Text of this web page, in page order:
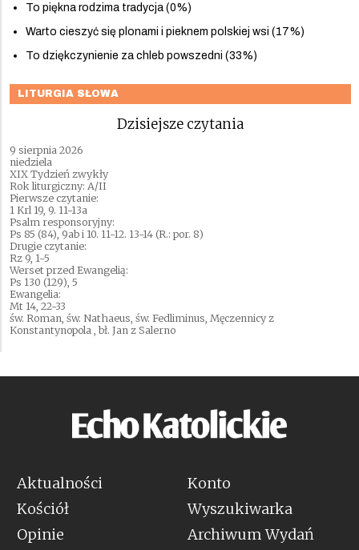
To piękna rodzima tradycja (0%)
Warto cieszyć się plonami i pieknem polskiej wsi (17%)
To dziękczynienie za chleb powszedni (33%)
LITURGIA SŁOWA
Dzisiejsze czytania
9 sierpnia 2026
niedziela
XIX Tydzień zwykły
Rok liturgiczny: A/II
Pierwsze czytanie:
1 Krl 19, 9. 11-13a
Psalm responsoryjny:
Ps 85 (84), 9ab i 10. 11-12. 13-14 (R.: por. 8)
Drugie czytanie:
Rz 9, 1-5
Werset przed Ewangelią:
Ps 130 (129), 5
Ewangelia:
Mt 14, 22-33
św. Roman, św. Nathaeus, św. Fedliminus, Męczennicy z
Konstantynopola , bł. Jan z Salerno
Aktualności
Kościół
Opinie
Konto
Wyszukiwarka
Archiwum Wydań